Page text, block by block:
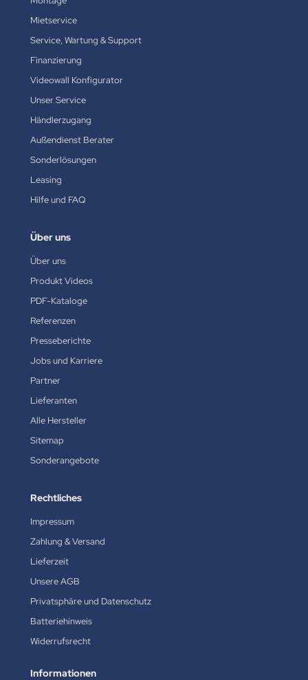
Mietservice
Service, Wartung & Support
Finanzierung
Videowall Konfigurator
Unser Service
Händlerzugang
Außendienst Berater
Sonderlösungen
Leasing
Hilfe und FAQ
Über uns
Über uns
Produkt Videos
PDF-Kataloge
Referenzen
Presseberichte
Jobs und Karriere
Partner
Lieferanten
Alle Hersteller
Sitemap
Sonderangebote
Rechtliches
Impressum
Zahlung & Versand
Lieferzeit
Unsere AGB
Privatsphäre und Datenschutz
Batteriehinweis
Widerrufsrecht
Informationen